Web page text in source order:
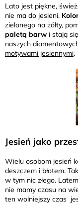
Lato jest piękne,
nie ma do jesieni.
zielonego na żółty,
paletą barw i stają
naszych
motywami jesiennymi.
Jesień jako
Wielu osobom jesień
deszczem i błotem.
w tym nic złego.
nie mamy czasu na
ten wolniejszy czas